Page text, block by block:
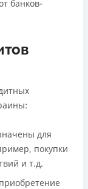
банков-
для
покупки
и т.д.